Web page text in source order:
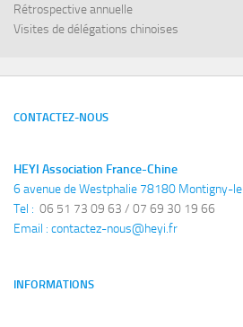
Rétrospective annuelle
Visites de délégations chinoises
CONTACTEZ-NOUS
HEYI Association France-Chine
6 avenue de Westphalie 78180 Montigny-
Tel : 06 51 73 09 63 / 07 69 30 19 66
Email : contactez-nous@heyi.fr
INFORMATIONS